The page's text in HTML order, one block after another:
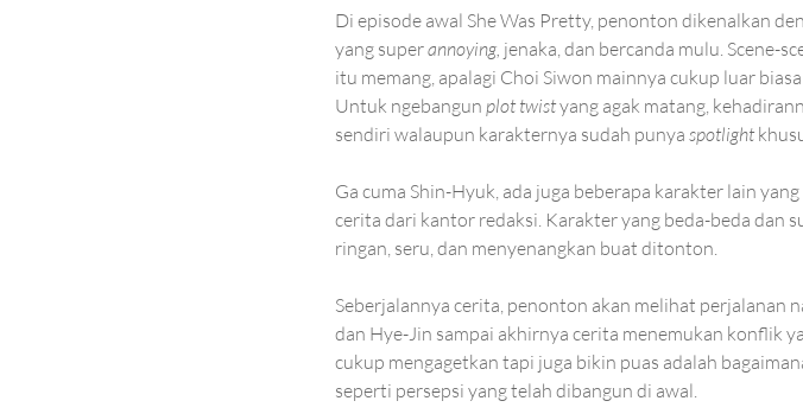
Di episode awal She Was Pretty, penonton dikenalkan
yang super annoying, jenaka, dan bercanda mulu. Scene-
itu memang, apalagi Choi Siwon mainnya cukup luar
Untuk ngebangun plot twist yang agak matang,
sendiri walaupun karakternya sudah punya spotlight
Ga cuma Shin-Hyuk, ada juga beberapa karakter lain
cerita dari kantor redaksi. Karakter yang beda-beda dan
ringan, seru, dan menyenangkan buat ditonton.
Seberjalannya cerita, penonton akan melihat perjalanan
dan Hye-Jin sampai akhirnya cerita menemukan konflik
cukup mengagetkan tapi juga bikin puas adalah
seperti persepsi yang telah dibangun di awal.